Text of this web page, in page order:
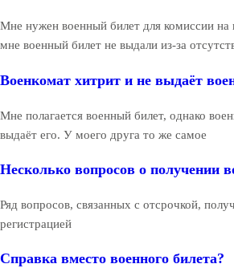
Мне нужен военный билет для комиссии на
мне военный билет не выдали из-за
Военкомат хитрит и не выдаёт
Мне полагается военный билет, однако
выдаёт его. У моего друга то же самое
Несколько вопросов о получении
Ряд вопросов, связанных с отсрочкой,
регистрацией
Справка вместо военного билета?